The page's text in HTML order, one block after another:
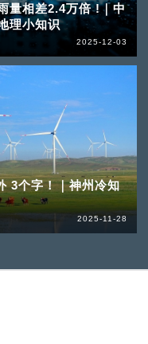
量相差2.4万倍 !｜中
理小知识
2025-12-03
3个字！｜神州冷知
2025-11-28